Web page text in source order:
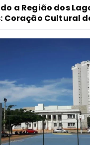
a Região dos
Coração Cultural